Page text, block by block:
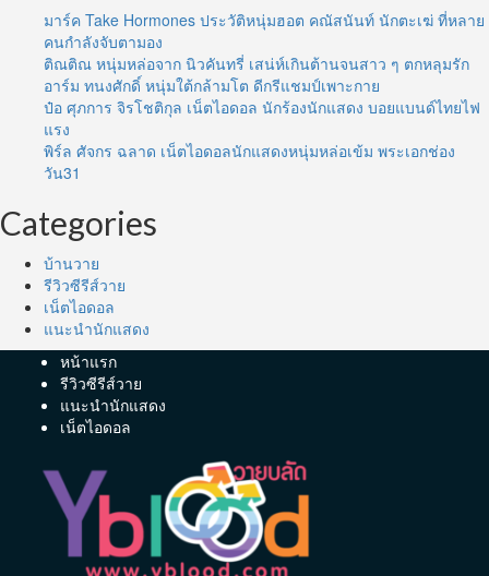
มาร์ค Take Hormones ประวัติหนุ่มฮอต คณัสนันท์ นักตะเฆ่ ที่หลาย
คนกำลังจับตามอง
ติณติณ หนุ่มหล่อจาก นิวคันทรี่ เสน่ห์เกินต้านจนสาว ๆ ตกหลุมรัก
อาร์ม ทนงศักดิ์ หนุ่มใต้กล้ามโต ดีกรีแชมป์เพาะกาย
ป๋อ ศุภการ จิรโชติกุล เน็ตไอดอล นักร้องนักแสดง บอยแบนด์ไทยไฟ
แรง
พิร์ล ศัจกร ฉลาด เน็ตไอดอลนักแสดงหนุ่มหล่อเข้ม พระเอกช่อง
วัน31
Categories
บ้านวาย
รีวิวซีรีส์วาย
เน็ตไอดอล
แนะนำนักแสดง
หน้าแรก
รีวิวซีรีส์วาย
แนะนำนักแสดง
เน็ตไอดอล